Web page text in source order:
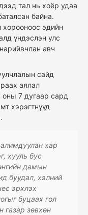
тал нь хоёр удаа
байна.
эдийн
үндэслэн улс
авч
сайд
аялал
оны 7 дугаар сард
хэрэгтнүүд
хар
хууль бус
дамын
буудал, хэлний
эрхлэх
буцаах гол
газар зөвхөн